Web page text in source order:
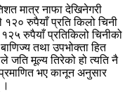
मात्र नाफा देखिनेगरी
रुपैयाँ प्रति किलो चिनी
रुपैयाँ प्रतिकिलो चिनीको
तथा उपभोक्ता हित
जति मूल्य तिरेको हो त्यति नै
भए कानून अनुसार